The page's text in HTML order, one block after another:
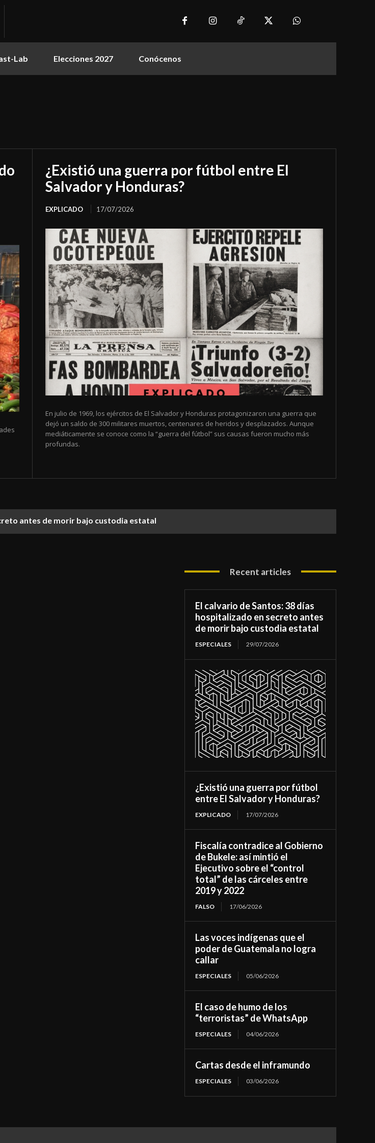
Lab Elecciones 2027 Conócenos
¿Existió una guerra por fútbol entre El
Salvador y Honduras?
EXPLICADO 17/07/2026
En julio de 1969, los ejércitos de El Salvador y Honduras protagonizaron una guerra que
dejó un saldo de 300 militares muertos, centenares de heridos y desplazados. Aunque
mediáticamente se conoce como la “guerra del fútbol” sus causas fueron mucho más
profundas.
antes de morir bajo custodia estatal
Recent articles
El calvario de Santos: 38 días
hospitalizado en secreto antes
de morir bajo custodia estatal
ESPECIALES 29/07/2026
¿Existió una guerra por fútbol
entre El Salvador y Honduras?
EXPLICADO 17/07/2026
Fiscalía contradice al Gobierno
de Bukele: así mintió el
Ejecutivo sobre el “control
total” de las cárceles entre
2019 y 2022
FALSO 17/06/2026
Las voces indígenas que el
poder de Guatemala no logra
callar
ESPECIALES 05/06/2026
El caso de humo de los
“terroristas” de WhatsApp
ESPECIALES 04/06/2026
Cartas desde el inframundo
ESPECIALES 03/06/2026